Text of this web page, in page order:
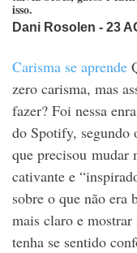
isso.
Dani Rosolen - 23
Carisma se aprende
zero carisma, mas
fazer? Foi nessa
do Spotify, segundo
que precisou mudar
cativante e
sobre o que não era
mais claro e
tenha se sentido